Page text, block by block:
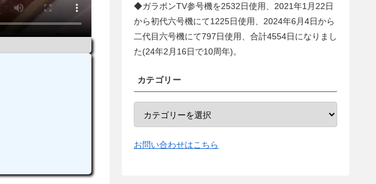
◆ガラポンTV参号機を2532日使用、2021年1月22日
から初代六号機にて1225日使用、2024年6月4日から
二代目六号機にて797日使用、合計4554日になりまし
た(24年2月16日で10周年)。
カテゴリー
お問い合わせはこちら